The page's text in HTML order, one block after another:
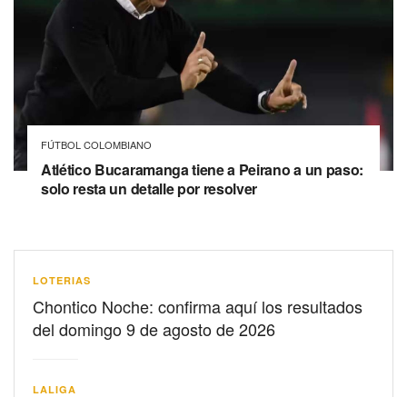
FÚTBOL COLOMBIANO
Atlético Bucaramanga tiene a Peirano a un paso:
solo resta un detalle por resolver
LOTERIAS
Chontico Noche: confirma aquí los resultados
del domingo 9 de agosto de 2026
LALIGA